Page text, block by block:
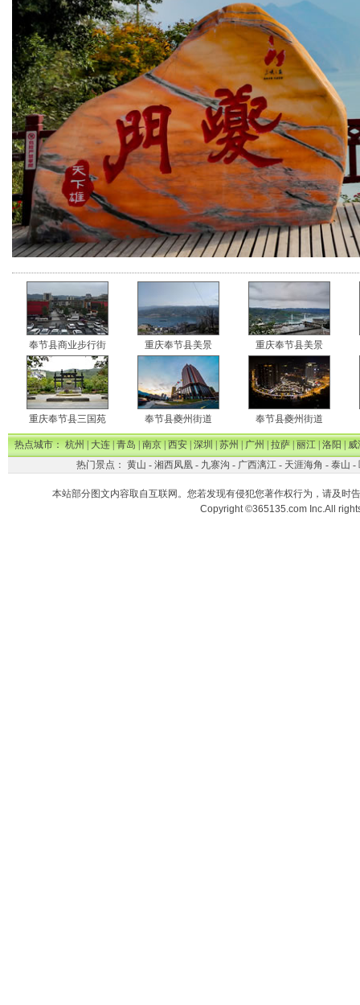
奉节县商业步行街 重庆奉节县美景 重庆奉节县美景
重庆奉节县三国苑 奉节县夔州街道 奉节县夔州街道
热点城市：杭州|大连|青岛|南京|西安|深圳|苏州|广州|拉萨|丽江|洛阳|威
热门景点： 黄山 - 湘西凤凰- 九寨沟 - 广西漓江- 天涯海角 - 泰山 -
本站部分图文内容取自互联网。您若发现有侵犯您著作权行为，请及时
Copyright ©365135.com Inc.All